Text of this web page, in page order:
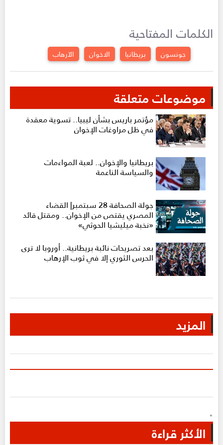
الكلمات المفتاحية
جونسون بريطانيا الاخوان الآرهاب
موضوعات متعلقة
مؤتمر باريس بشأن ليبيا.. تسوية معقدة
في ظل مراوغات الإخوان
بريطانيا والإخوان.. لعبة المواءمات
والسياسة الناعمة
جولة الصحافة 28 سبتمبر| القضاء
المصري يقتص من الإخوان.. ومقتل قائد
«نخبة ميليشيا الحوثي»
بعد تصريحات نائبة بريطانية.. أوروبا لا ترى
الحرس الثوري إلا في ثوب الإرهاب
المزيد
"
الأكثر قراءة